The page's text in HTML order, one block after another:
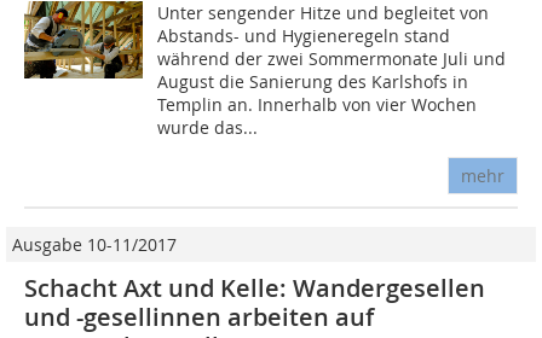
Unter sengender Hitze und begleitet von
Abstands- und Hygieneregeln stand
während der zwei Sommermonate Juli und
August die Sanierung des Karlshofs in
Templin an. Innerhalb von vier Wochen
wurde das...
mehr
Ausgabe 10-11/2017
Schacht Axt und Kelle: Wandergesellen
und -gesellinnen arbeiten auf